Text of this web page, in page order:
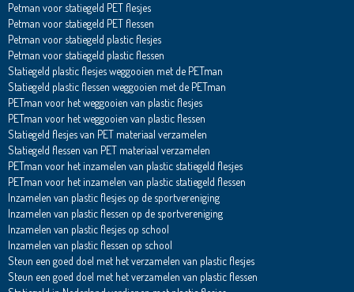
Petman voor statiegeld PET flesjes
Petman voor statiegeld PET flessen
Petman voor statiegeld plastic flesjes
Petman voor statiegeld plastic flessen
Statiegeld plastic flesjes weggooien met de PETman
Statiegeld plastic flessen weggooien met de PETman
PETman voor het weggooien van plastic flesjes
PETman voor het weggooien van plastic flessen
Statiegeld flesjes van PET materiaal verzamelen
Statiegeld flessen van PET materiaal verzamelen
PETman voor het inzamelen van plastic statiegeld flesjes
PETman voor het inzamelen van plastic statiegeld flessen
Inzamelen van plastic flesjes op de sportvereniging
Inzamelen van plastic flessen op de sportvereniging
Inzamelen van plastic flesjes op school
Inzamelen van plastic flessen op school
Steun een goed doel met het verzamelen van plastic flesjes
Steun een goed doel met het verzamelen van plastic flessen